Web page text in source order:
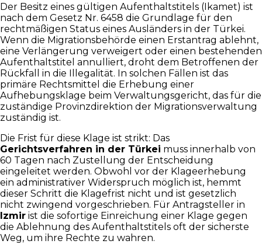
Der Besitz eines gültigen Aufenthaltstitels (Ikamet) ist
nach dem Gesetz Nr. 6458 die Grundlage für den
rechtmäßigen Status eines Ausländers in der Türkei.
Wenn die Migrationsbehörde einen Erstantrag ablehnt,
eine Verlängerung verweigert oder einen bestehenden
Aufenthaltstitel annulliert, droht dem Betroffenen der
Rückfall in die Illegalität. In solchen Fällen ist das
primäre Rechtsmittel die Erhebung einer
Aufhebungsklage beim Verwaltungsgericht, das für die
zuständige Provinzdirektion der Migrationsverwaltung
zuständig ist.
Die Frist für diese Klage ist strikt: Das
Gerichtsverfahren in der Türkei muss innerhalb von
60 Tagen nach Zustellung der Entscheidung
eingeleitet werden. Obwohl vor der Klageerhebung
ein administrativer Widerspruch möglich ist, hemmt
dieser Schritt die Klagefrist nicht und ist gesetzlich
nicht zwingend vorgeschrieben. Für Antragsteller in
Izmir ist die sofortige Einreichung einer Klage gegen
die Ablehnung des Aufenthaltstitels oft der sicherste
Weg, um ihre Rechte zu wahren.